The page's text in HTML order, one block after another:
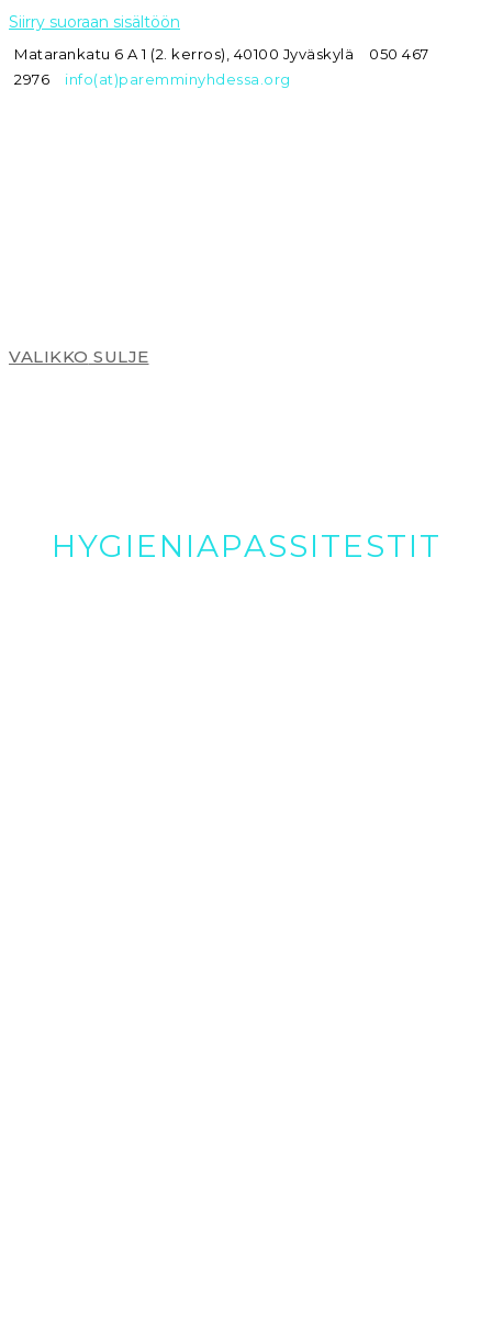
Siirry suoraan sisältöön
Matarankatu 6 A 1 (2. kerros), 40100 Jyväskylä
050 467
2976
info(at)paremminyhdessa.org
VALIKKO SULJE
HYGIENIAPASSITESTIT